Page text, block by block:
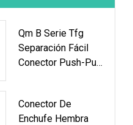
Qm B Serie Tfg
Separación Fácil
Conector Push-Pull
Conector De
Enchufe Hembra